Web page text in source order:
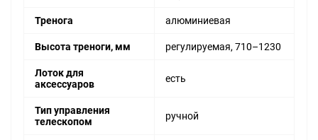
Тренога алюминиевая
Высота треноги, мм регулируемая, 710–1230
Лоток для
аксессуаров
есть
Тип управления
телескопом
ручной